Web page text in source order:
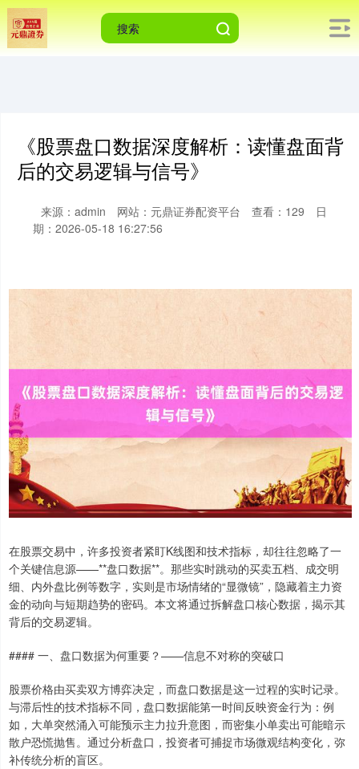
《股票盘口数据深度解析：读懂盘面背
后的交易逻辑与信号》
来源：admin 网站：元鼎证券配资平台 查看：129
日
期：2026-05-18 16:27:56
在股票交易中，许多投资者紧盯K线图和技术指标，却往往忽略了一
个关键信息源——**盘口数据**。那些实时跳动的买卖五档、成交明
细、内外盘比例等数字，实则是市场情绪的“显微镜”，隐藏着主力资
金的动向与短期趋势的密码。本文将通过拆解盘口核心数据，揭示其
背后的交易逻辑。
#### 一、盘口数据为何重要？——信息不对称的突破口
股票价格由买卖双方博弈决定，而盘口数据是这一过程的实时记录。
与滞后性的技术指标不同，盘口数据能第一时间反映资金行为：例
如，大单突然涌入可能预示主力拉升意图，而密集小单卖出可能暗示
散户恐慌抛售。通过分析盘口，投资者可捕捉市场微观结构变化，弥
补传统分析的盲区。